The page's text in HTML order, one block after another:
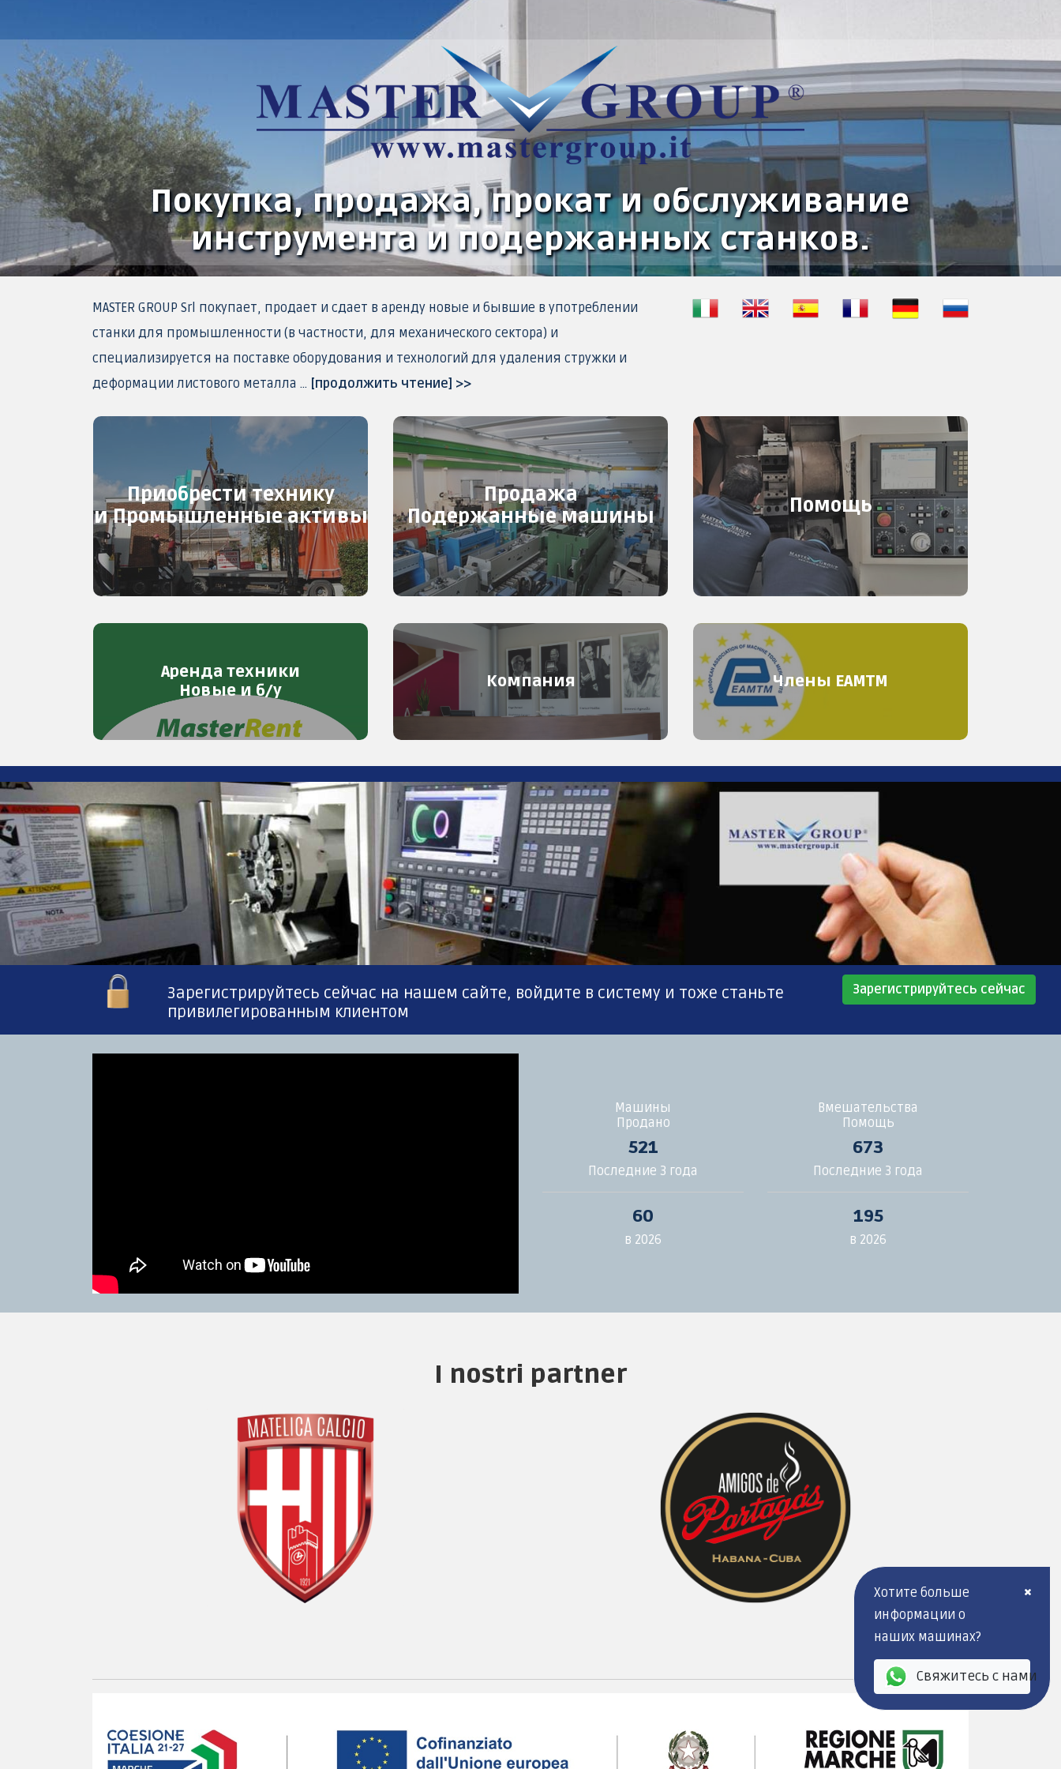
Хотите больше
информации о
наших машинах?
Свяжитесь с нами
Покупка, продажа, прокат и обслуживание
инструмента и подержанных станков.
MASTER GROUP Srl покупает, продает и сдает в аренду новые и бывшие в употреблении
станки для промышленности (в частности, для механического сектора) и
специализируется на поставке оборудования и технологий для удаления стружки и
деформации листового металла ... [продолжить чтение] >>
Приобрести технику
и Промышленные активы
Продажа
Подержанные машины
Помощь
Аренда техники
Новые и б/у
Компания Члены EAMTM
Зарегистрируйтесь сейчас на нашем сайте, войдите в систему и тоже станьте
привилегированным клиентом
Зарегистрируйтесь сейчас
Машины
Продано
521
Последние 3 года
60
в 2026
Вмешательства
Помощь
673
Последние 3 года
195
в 2026
I nostri partner